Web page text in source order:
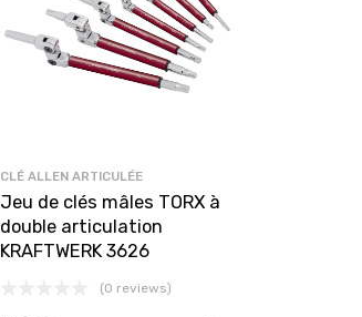
CLÉ ALLEN ARTICULÉE
Jeu de clés mâles TORX à
double articulation
KRAFTWERK 3626
(0 reviews)